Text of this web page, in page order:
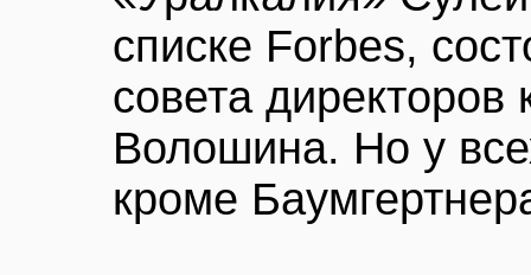
списке Forbes,
совета
Волошина. Но у
кроме